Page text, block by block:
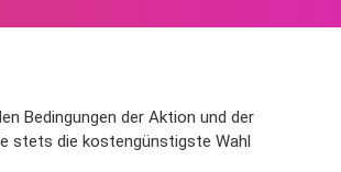
Bedingungen der Aktion und der
stets die kostengünstigste Wahl